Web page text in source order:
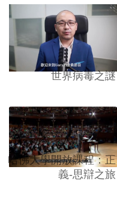
世界病毒之謎
哈佛大學開放課程：正
義-思辯之旅